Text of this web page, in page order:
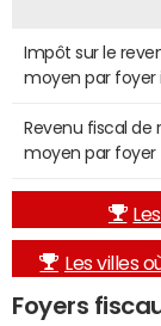
Impôt sur le
moyen par foyer
Revenu fiscal de
moyen par foyer
Les villes
Foyers